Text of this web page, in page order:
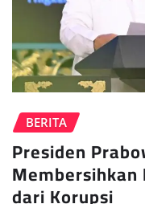
BERITA
Presiden
dari Korupsi